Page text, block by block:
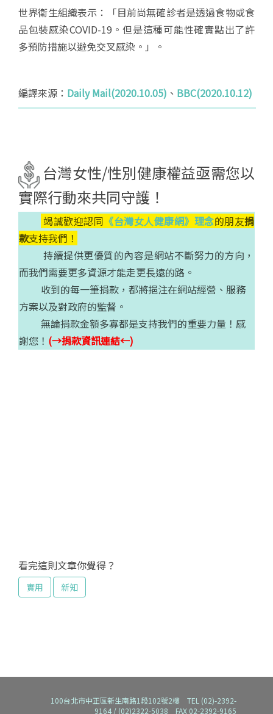
世界衛生組織表示：「目前尚無確診者是透過食物或食
品包裝感染COVID-19。但是這種可能性確實點出了許
多預防措施以避免交叉感染。」。
編譯來源： Daily Mail(2020.10.05) 、 BBC(2020.10.12)
台灣女性/性別健康權益亟需您以
實際行動來共同守護！
竭誠歡迎認同 《台灣女人健康網》理念的朋友捐
款支持我們！
持續提供更優質的內容是網站不斷努力的方向，
而我們需要更多資源才能走更長遠的路。
收到的每一筆捐款，都將挹注在網站經營、服務
方案以及對政府的監督。
無論捐款金額多寡都是支持我們的重要力量！感
謝您！ (→捐款資訊連結←)
看完這則文章你覺得？
實用 新知
100台北市中正區新生南路1段102號2樓 TEL (02)-2392-
9164 / (02)2322-5038 FAX 02-2392-9165